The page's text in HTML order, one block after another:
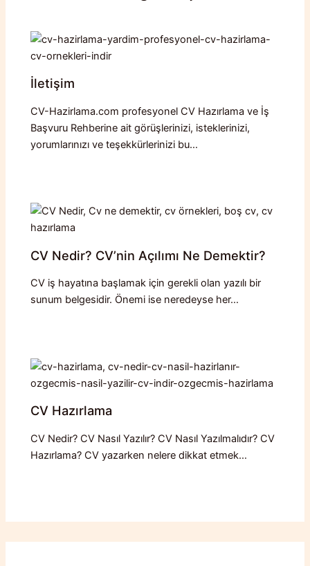
İletişim
CV-Hazirlama.com profesyonel CV Hazırlama ve İş
Başvuru Rehberine ait görüşlerinizi, isteklerinizi,
yorumlarınızı ve teşekkürlerinizi bu…
CV Nedir? CV’nin Açılımı Ne Demektir?
CV iş hayatına başlamak için gerekli olan yazılı bir
sunum belgesidir. Önemi ise neredeyse her…
CV Hazırlama
CV Nedir? CV Nasıl Yazılır? CV Nasıl Yazılmalıdır? CV
Hazırlama? CV yazarken nelere dikkat etmek…